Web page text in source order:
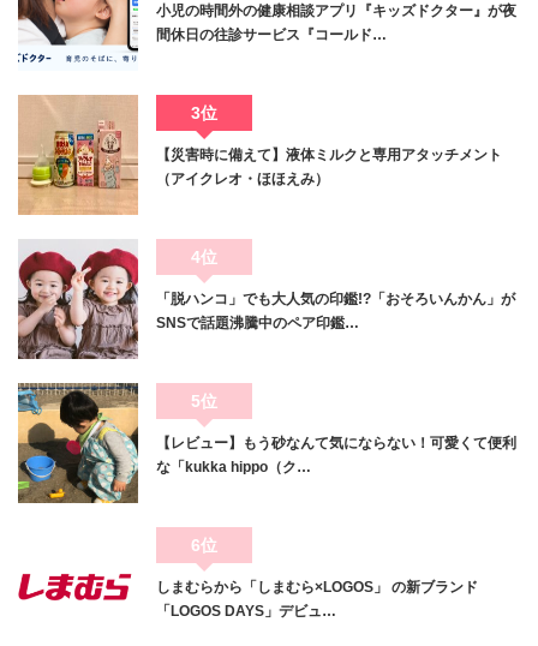
小児の時間外の健康相談アプリ『キッズドクター』が夜
間休日の往診サービス『コールド…
3位
【災害時に備えて】液体ミルクと専用アタッチメント
（アイクレオ・ほほえみ）
4位
「脱ハンコ」でも大人気の印鑑!?「おそろいんかん」が
SNSで話題沸騰中のペア印鑑…
5位
【レビュー】もう砂なんて気にならない！可愛くて便利
な「kukka hippo（ク…
6位
しまむらから「しまむら×LOGOS」 の新ブランド
「LOGOS DAYS」デビュ…